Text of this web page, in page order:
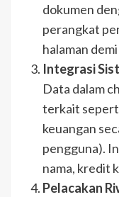
dokumen
perangkat
halaman
Integrasi
Data dalam
terkait
keuangan
pengguna).
nama, kredit
Pelacakan